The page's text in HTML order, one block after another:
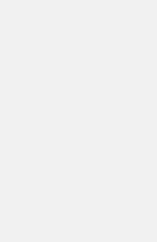
njihovega
angleških vrtnic,
sprehodom po
Prav posebno
obisk posestva